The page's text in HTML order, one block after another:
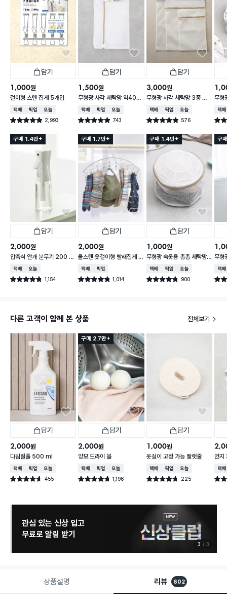
담기
1,000원
걸이형 스텐 집게 5개입
택배배송매장픽업오늘배송
별점 4.9점 2,993
건 작성
담기
1,500원
무형광 사각 세탁망 약40X
50cm
택배배송매장픽업오늘배송
별점 4.9점 743
건 작성
담기
3,000원
무형광 사각 세탁망 3종 세
트
택배배송매장픽업오늘배송
별점 4.9점 576
건 작성
무형
택배
별점
구매 1.4만+
담기
2,000원
압축식 안개 분무기 200 m
택배배송오늘배송
별점 4.8점 1,154
건 작성
구매 1.7만+
담기
2,000원
올스텐 옷걸이형 빨래집게 1
0P
택배배송매장픽업
별점 4.8점 1,014
건 작성
구매 1.4만+
담기
1,000원
무형광 속옷용 촘촘 세탁망 1
5X9 cm
택배배송매장픽업오늘배송
별점 4.8점 900
건 작성
구
무형
40
택배
별점
다른 고객이 함께 본 상품 전체보기
담기
2,000원
다림질풀 500 ml
택배배송매장픽업오늘배송
별점 4.6점 455
건 작성
구매 2.7만+
담기
2,000원
양모 드라이 볼
택배배송매장픽업오늘배송
별점 4.7점 1,196
건 작성
담기
1,000원
옷걸이 고정 가능 빨랫줄
택배배송매장픽업오늘배송
별점 4.7점 225
건 작성
먼지
택배
별점
관심 있는 신상 입고
무료로 알림 받기
3 3
상품설명 리뷰 602